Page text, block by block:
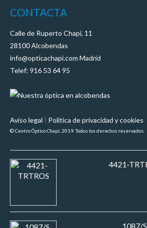
CONTACTA
Calle de Ruperto Chapí, 11
28100 Alcobendas
info@opticachapi.com Madrid
Telef: 916 53 64 95
Aviso legal | Política de privacidad y cookies
© Centro Óptico Chapi, 2019. Todos los derechos reservados.
4421-
1087/S